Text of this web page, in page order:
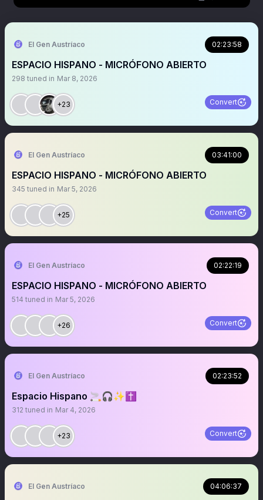
El Gen Austríaco 02:23:58
ESPACIO HISPANO - MICRÓFONO ABIERTO
298 tuned in Mar 8, 2026
+23 Convert
El Gen Austríaco 03:41:00
ESPACIO HISPANO - MICRÓFONO ABIERTO
345 tuned in Mar 5, 2026
+25 Convert
El Gen Austríaco 02:22:19
ESPACIO HISPANO - MICRÓFONO ABIERTO
514 tuned in Mar 5, 2026
+26 Convert
El Gen Austríaco 02:23:52
Espacio Hispano 🚬🎧✨✝️
312 tuned in Mar 4, 2026
+23 Convert
El Gen Austríaco 04:06:37